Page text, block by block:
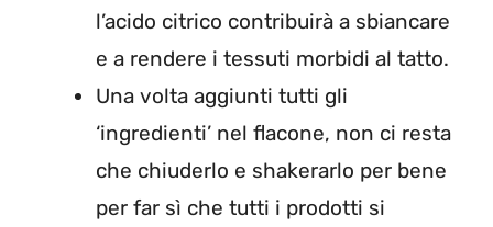
l’acido citrico contribuirà a sbiancare
e a rendere i tessuti morbidi al tatto.
Una volta aggiunti tutti gli
‘ingredienti’ nel flacone, non ci resta
che chiuderlo e shakerarlo per bene
per far sì che tutti i prodotti si